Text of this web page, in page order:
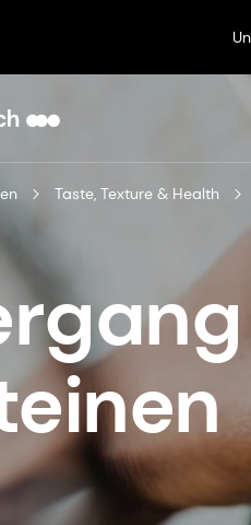
Taste, Texture & Health